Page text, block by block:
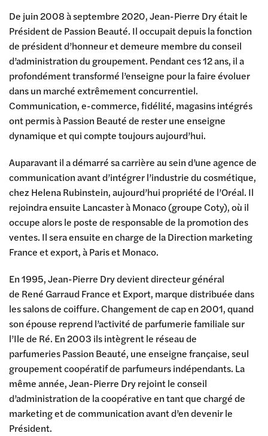
De juin 2008 à septembre 2020, Jean-Pierre Dry était le
Président de Passion Beauté. Il occupait depuis la fonction
de président d’honneur et demeure membre du conseil
d’administration du groupement. Pendant ces 12 ans, il a
profondément transformé l’enseigne pour la faire évoluer
dans un marché extrêmement concurrentiel.
Communication, e-commerce, fidélité, magasins intégrés
ont permis à Passion Beauté de rester une enseigne
dynamique et qui compte toujours aujourd’hui.
Auparavant il a démarré sa carrière au sein d’une agence de
communication avant d’intégrer l’industrie du cosmétique,
chez Helena Rubinstein, aujourd’hui propriété de l’Oréal. Il
rejoindra ensuite Lancaster à Monaco (groupe Coty), où il
occupe alors le poste de responsable de la promotion des
ventes. Il sera ensuite en charge de la Direction marketing
France et export, à Paris et Monaco.
En 1995, Jean-Pierre Dry devient directeur général
de René Garraud France et Export, marque distribuée dans
les salons de coiffure. Changement de cap en 2001, quand
son épouse reprend l’activité de parfumerie familiale sur
l’Ile de Ré. En 2003 ils intègrent le réseau de
parfumeries Passion Beauté, une enseigne française, seul
groupement coopératif de parfumeurs indépendants. La
même année, Jean-Pierre Dry rejoint le conseil
d’administration de la coopérative en tant que chargé de
marketing et de communication avant d’en devenir le
Président.